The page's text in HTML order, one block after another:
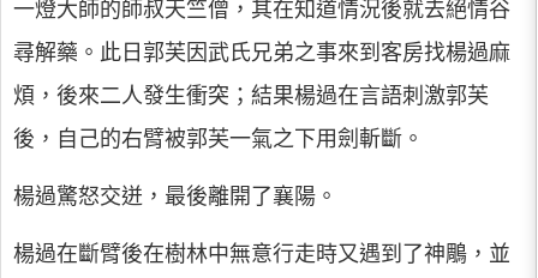
一燈大師的師叔天竺僧，其在知道情況後就去絕情谷
尋解藥。此日郭芙因武氏兄弟之事來到客房找楊過麻
煩，後來二人發生衝突；結果楊過在言語刺激郭芙
後，自己的右臂被郭芙一氣之下用劍斬斷。
楊過驚怒交迸，最後離開了襄陽。
楊過在斷臂後在樹林中無意行走時又遇到了神鵰，並